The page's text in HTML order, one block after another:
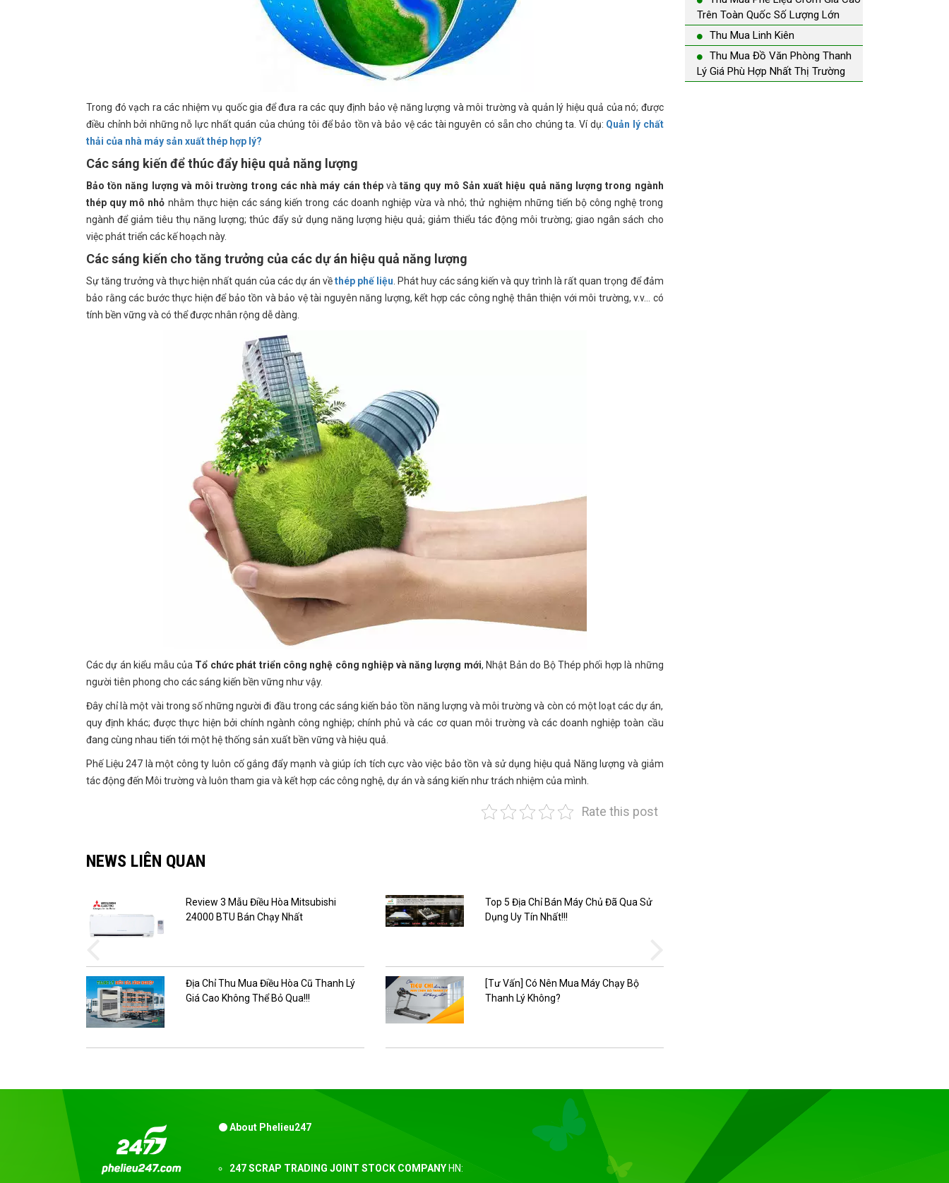
Trong đó vạch ra các nhiệm vụ quốc gia để đưa ra các quy định bảo vệ năng lượng và môi trường và quản lý hiệu quả của nó; được
điều chỉnh bởi những nỗ lực nhất quán của chúng tôi để bảo tồn và bảo vệ các tài nguyên có sẵn cho chúng ta. Ví dụ: Quản lý chất
thải của nhà máy sản xuất thép hợp lý?
Các sáng kiến ​​để thúc đẩy hiệu quả năng lượng
Bảo tồn năng lượng và môi trường trong các nhà máy cán thépvàtăng quy mô Sản xuất hiệu quả năng lượng trong ngành
thép quy mô nhỏ nhằm thực hiện các sáng kiến ​​trong các doanh nghiệp vừa và nhỏ; thử nghiệm những tiến bộ công nghệ trong
ngành để giảm tiêu thụ năng lượng; thúc đẩy sử dụng năng lượng hiệu quả; giảm thiểu tác động môi trường; giao ngân sách cho
việc phát triển các kế hoạch này.
Các sáng kiến ​​cho tăng trưởng của các dự án hiệu quả năng lượng
Sự tăng trưởng và thực hiện nhất quán của các dự án vềthép phế liệu . Phát huy các sáng kiến ​​và quy trình là rất quan trọng để đảm
bảo rằng các bước thực hiện để bảo tồn và bảo vệ tài nguyên năng lượng, kết hợp các công nghệ thân thiện với môi trường, v.v… có
tính bền vững và có thể được nhân rộng dễ dàng.
Các dự án kiểu mẫu của Tổ chức phát triển công nghệ công nghiệp và năng lượng mới, Nhật Bản do Bộ Thép phối hợp là những
người tiên phong cho các sáng kiến ​​bền vững như vậy.
Đây chỉ là một vài trong số những người đi đầu trong các sáng kiến bảo tồn năng lượng và môi trường và còn có một loạt các dự án,
quy định khác; được thực hiện bởi chính ngành công nghiệp; chính phủ và các cơ quan môi trường và các doanh nghiệp toàn cầu
đang cùng nhau tiến tới một hệ thống sản xuất bền vững và hiệu quả.
Phế Liệu 247 là một công ty luôn cố gắng đẩy mạnh và giúp ích tích cực vào việc bảo tồn và sử dụng hiệu quả Năng lượng và giảm
tác động đến Môi trường và luôn tham gia và kết hợp các công nghệ, dự án và sáng kiến ​​như trách nhiệm của mình.
Rate this post
NEWS LIÊN QUAN
Review 3 Mẫu Điều Hòa Mitsubishi
24000 BTU Bán Chạy Nhất
Top 5 Địa Chỉ Bán Máy Chủ Đã Qua Sử
Dụng Uy Tín Nhất!!!
Địa Chỉ Thu Mua Điều Hòa Cũ Thanh Lý
Giá Cao Không Thể Bỏ Qua!!!
[Tư Vấn] Có Nên Mua Máy Chạy Bộ
Thanh Lý Không?
Trên Toàn Quốc Số Lượng Lớn
Thu Mua Linh Kiên
Thu Mua Đồ Văn Phòng Thanh
Lý Giá Phù Hợp Nhất Thị Trường
About Phelieu247
247 SCRAP TRADING JOINT STOCK COMPANYHN: